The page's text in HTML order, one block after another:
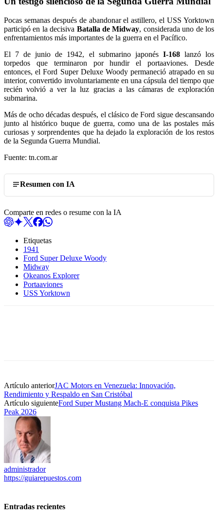
Pocas semanas después de abandonar el astillero, el USS Yorktown
participó en la decisiva Batalla de Midway, considerada uno de los
enfrentamientos más importantes de la guerra en el Pacífico.
El 7 de junio de 1942, el submarino japonés I-168lanzó los
torpedos que terminaron por hundir el portaaviones. Desde
entonces, el Ford Super Deluxe Woody permaneció atrapado en su
interior, convertido involuntariamente en una cápsula del tiempo que
recién volvió a ver la luz gracias a las cámaras de exploración
submarina.
Más de ocho décadas después, el clásico de Ford sigue descansando
junto al histórico buque de guerra, como una de las postales más
curiosas y sorprendentes que ha dejado la exploración de los restos
de la Segunda Guerra Mundial.
Fuente: tn.com.ar
Resumen con IA
Comparte en redes o resume con la IA
Etiquetas
1941
Ford Super Deluxe Woody
Midway
Okeanos Explorer
Portaaviones
USS Yorktown
Artículo anteriorJAC Motors en Venezuela: Innovación,
Rendimiento y Respaldo en San Cristóbal
Artículo siguienteFord Super Mustang Mach-E conquista Pikes
Peak 2026
administrador
https://guiarepuestos.com
Entradas recientes